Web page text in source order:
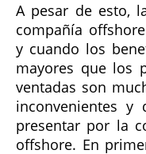
A pesar de esto,
compañía
y cuando los
mayores que los
ventadas son
inconvenientes y
presentar por la
offshore. En